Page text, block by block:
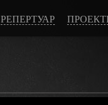
РЕПЕРТУАР